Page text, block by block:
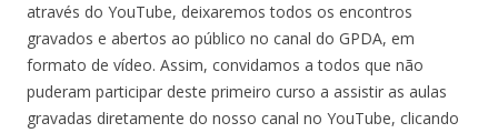
através do YouTube, deixaremos todos os encontros
gravados e abertos ao público no canal do GPDA, em
formato de vídeo. Assim, convidamos a todos que não
puderam participar deste primeiro curso a assistir as aulas
gravadas diretamente do nosso canal no YouTube, clicando